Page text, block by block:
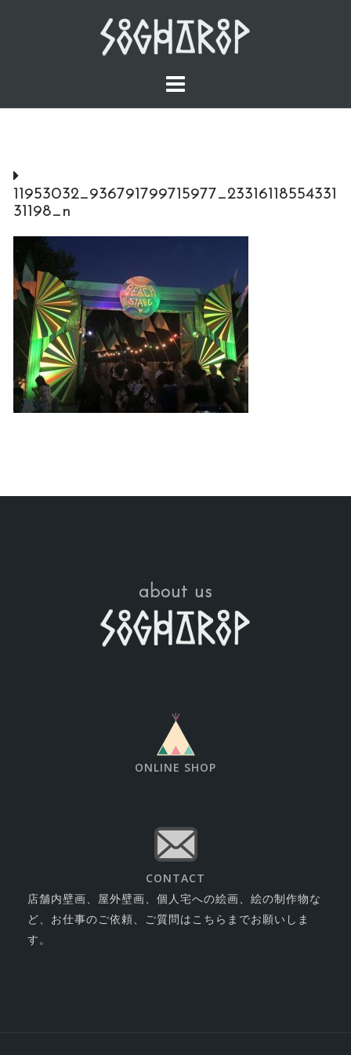
11953032_936791799715977_23316118554331
31198_n
about us
ONLINE SHOP
CONTACT
店舗内壁画、屋外壁画、個人宅への絵画、絵の制作物な
ど、お仕事のご依頼、ご質問はこちらまでお願いしま
す。